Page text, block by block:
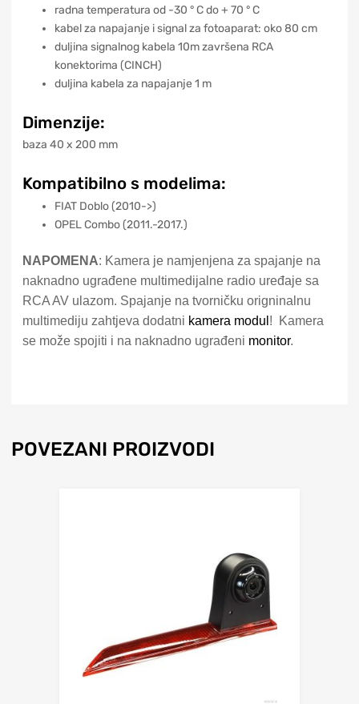
radna temperatura od -30 ° C do + 70 ° C
kabel za napajanje i signal za fotoaparat: oko 80 cm
duljina signalnog kabela 10m završena RCA
konektorima (CINCH)
duljina kabela za napajanje 1 m
Dimenzije:
baza 40 x 200 mm
Kompatibilno s modelima:
FIAT Doblo (2010->)
OPEL Combo (2011.-2017.)
NAPOMENA: Kamera je namjenjena za spajanje na
naknadno ugrađene multimedijalne radio uređaje sa
RCA AV ulazom. Spajanje na tvorničku origninalnu
multimediju zahtjeva dodatni kamera modul ! Kamera
se može spojiti i na naknadno ugrađeni monitor.
POVEZANI PROIZVODI